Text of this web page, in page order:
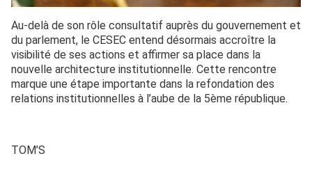
Au-delà de son rôle consultatif auprès du gouvernement et
du parlement, le CESEC entend désormais accroître la
visibilité de ses actions et affirmer sa place dans la
nouvelle architecture institutionnelle. Cette rencontre
marque une étape importante dans la refondation des
relations institutionnelles à l’aube de la 5ème république.
TOM’S